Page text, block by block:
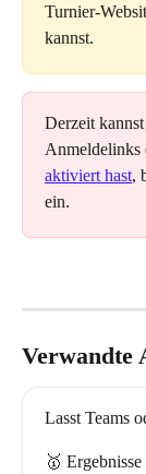
Turnier-
kannst.
Derzeit
Anmeldelinks
aktiviert hast,
ein.
Verwandte
Lasst Teams
🥇 Ergebnisse